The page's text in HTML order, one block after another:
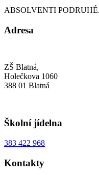
ABSOLVENTI
Adresa
ZŠ Blatná,
Holečkova 1060
388 01 Blatná
Školní jídelna
383 422 968
Kontakty